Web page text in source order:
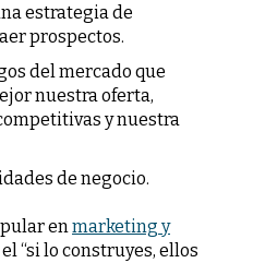
estrategia de
prospectos.
del mercado que
nuestra oferta,
y nuestra
de negocio.
enmarketing y
“si lo construyes, ellos